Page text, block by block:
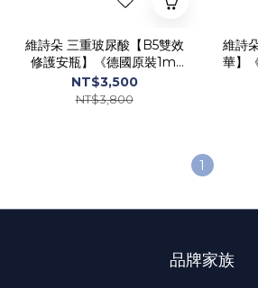
維詩朵 三重玻尿酸【B5雙效
修護安瓶】《德國原裝1ml
》30入 - 德國Viscontour
NT$3,500
NT$3,800
維詩
華】
1
品牌家族